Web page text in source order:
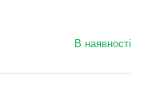
В наявності